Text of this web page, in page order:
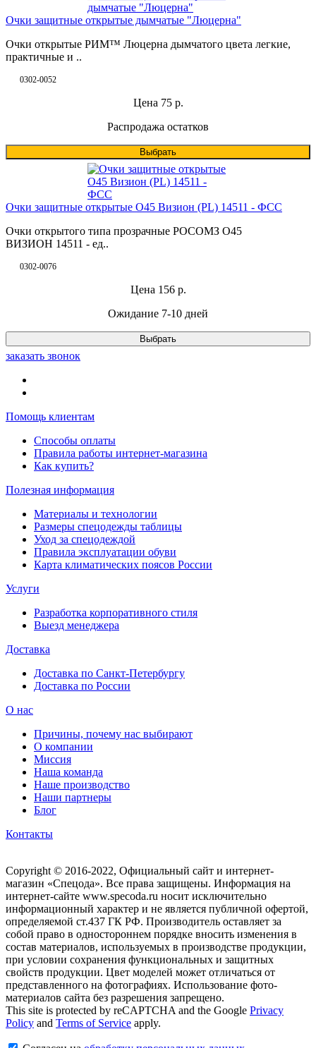
Очки защитные открытые дымчатые "Люцерна"
Очки открытые РИМ™ Люцерна дымчатого цвета легкие,
практичные и ..
0302-0052
Цена 75 р.
Распродажа остатков
Выбрать
Очки защитные открытые О45 Визион (PL) 14511 - ФСС
Очки открытого типа прозрачные РОСОМЗ О45
ВИЗИОН 14511 - ед..
0302-0076
Цена 156 р.
Ожидание 7-10 дней
Выбрать
заказать звонок
Помощь клиентам
Способы оплаты
Правила работы интернет-магазина
Как купить?
Полезная информация
Материалы и технологии
Размеры спецодежды таблицы
Уход за спецодеждой
Правила эксплуатации обуви
Карта климатических поясов России
Услуги
Разработка корпоративного стиля
Выезд менеджера
Доставка
Доставка по Санкт-Петербургу
Доставка по России
О нас
Причины, почему нас выбирают
О компании
Миссия
Наша команда
Наше производство
Наши партнеры
Блог
Контакты
Copyright © 2016-2022, Официальный сайт и интернет-
магазин «Спецода». Все права защищены. Информация на
интернет-сайте www.specoda.ru носит исключительно
информационный характер и не является публичной офертой,
определяемой ст.437 ГК РФ. Производитель оставляет за
собой право в одностороннем порядке вносить изменения в
состав материалов, используемых в производстве продукции,
при условии сохранения функциональных и защитных
свойств продукции. Цвет моделей может отличаться от
представленного на фотографиях. Использование фото-
материалов сайта без разрешения запрещено.
This site is protected by reCAPTCHA and the Google Privacy
Policy and Terms of Service apply.